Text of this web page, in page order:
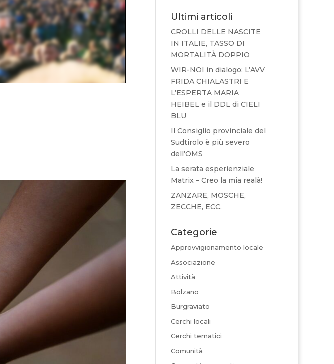
Ultimi articoli
CROLLI DELLE NASCITE
IN ITALIE, TASSO DI
MORTALITÀ DOPPIO
WIR-NOI in dialogo: L’AVV
FRIDA CHIALASTRI E
L’ESPERTA MARIA
HEIBEL e il DDL di CIELI
BLU
Il Consiglio provinciale del
Sudtirolo è più severo
dell’OMS
La serata esperienziale
Matrix – Creo la mia realà!
ZANZARE, MOSCHE,
ZECCHE, ECC.
Categorie
Approvvigionamento locale
Associazione
Attività
Bolzano
Burgraviato
Cerchi locali
Cerchi tematici
Comunità